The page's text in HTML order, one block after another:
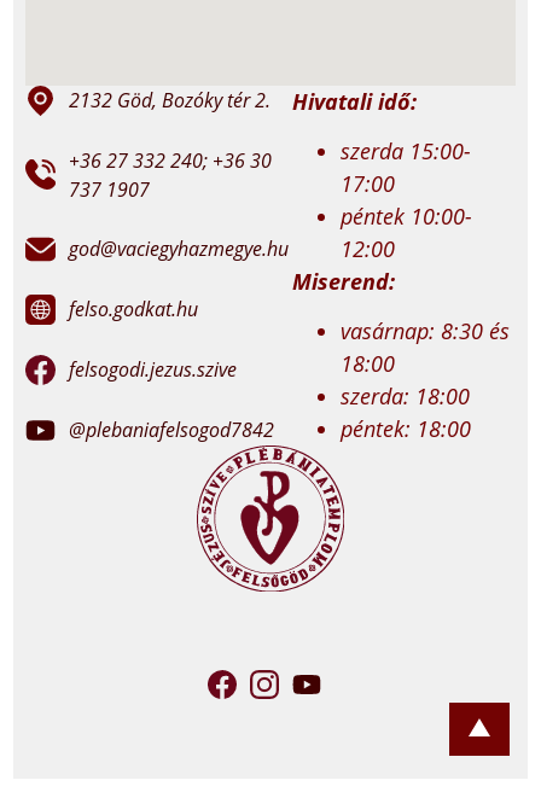
2132 Göd, Bozóky tér 2.
+36 27 332 240; +36 30
737 1907
god@vaciegyhazmegye.hu
felso.godkat.hu
felsogodi.jezus.szive
@plebaniafelsogod7842
Hivatali idő:
szerda 15:00-
17:00
péntek 10:00-
12:00
Miserend:
vasárnap: 8:30 és
18:00
szerda: 18:00
péntek: 18:00